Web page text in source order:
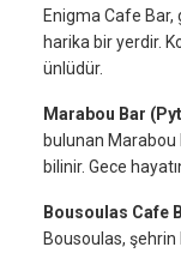
Enigma Cafe Bar,
harika bir yerdir.
ünlüdür.
Marabou Bar
bulunan Marabou
bilinir. Gece
Bousoulas Cafe
Bousoulas,